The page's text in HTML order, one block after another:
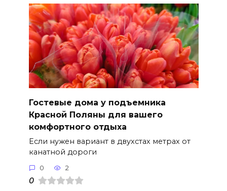
Гостевые дома у подъемника
Красной Поляны для вашего
комфортного отдыха
Если нужен вариант в двухстах метрах от
канатной дороги
0 2
0